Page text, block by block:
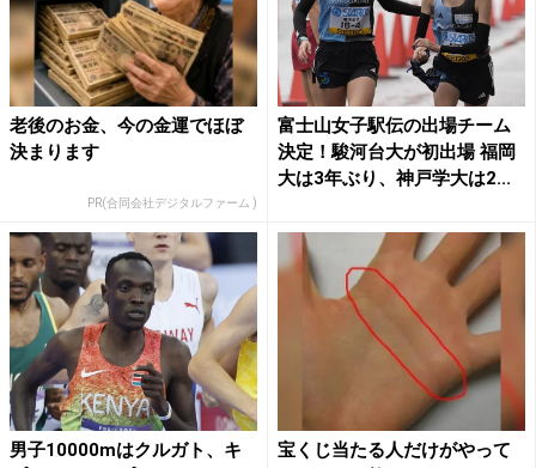
老後のお金、今の金運でほぼ
決まります
PR(合同会社デジタルファーム )
富士山女子駅伝の出場チーム
決定！駿河台大が初出場 福岡
大は3年ぶり、神戸学大は2...
男子10000mはクルガト、キ
宝くじ当たる人だけがやって